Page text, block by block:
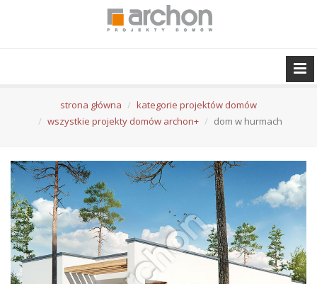
strona główna
kategorie projektów domów
wszystkie projekty domów archon+
dom w hurmach